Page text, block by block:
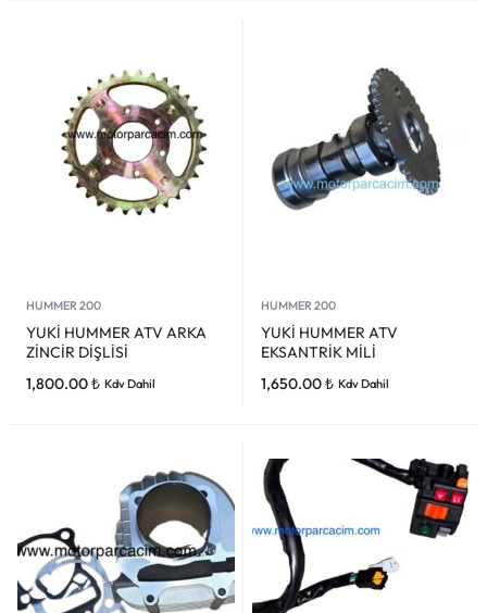
HUMMER 200
YUKİ HUMMER ATV ARKA
ZİNCİR DİŞLİSİ
1,800.00₺ Kdv Dahil
HUMMER 200
YUKİ HUMMER ATV
EKSANTRİK MİLİ
1,650.00₺ Kdv Dahil